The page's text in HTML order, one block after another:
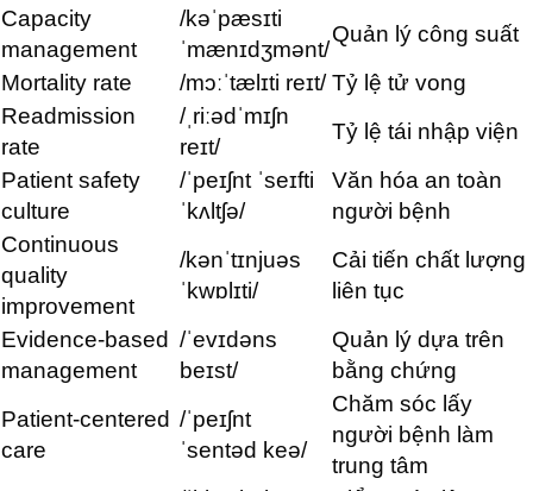
Capacity
management
/kəˈpæsɪti
ˈmænɪdʒmənt/
Quản lý công suất
Mortality rate
/mɔːˈtælɪti reɪt/ Tỷ lệ tử vong
Readmission
rate
/ˌriːədˈmɪʃn
reɪt/
Tỷ lệ tái nhập viện
Patient safety
culture
/ˈpeɪʃnt ˈseɪfti
ˈkʌltʃə/
Văn hóa an toàn
người bệnh
Continuous
quality
improvement
/kənˈtɪnjuəs
ˈkwɒlɪti/
Cải tiến chất lượng
liên tục
Evidence-based
management
/ˈevɪdəns
beɪst/
Quản lý dựa trên
bằng chứng
Patient-centered
care
/ˈpeɪʃnt
ˈsentəd keə/
Chăm sóc lấy
người bệnh làm
trung tâm